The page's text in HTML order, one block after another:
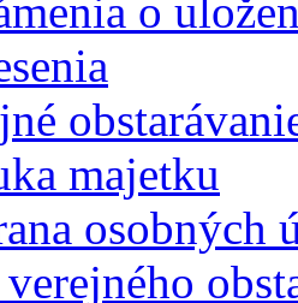
o
majetku
osobných